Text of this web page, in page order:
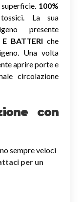
100%
La sua
presente
BATTERI che
Una volta
aprire porte e
circolazione
con
sempre veloci
per un